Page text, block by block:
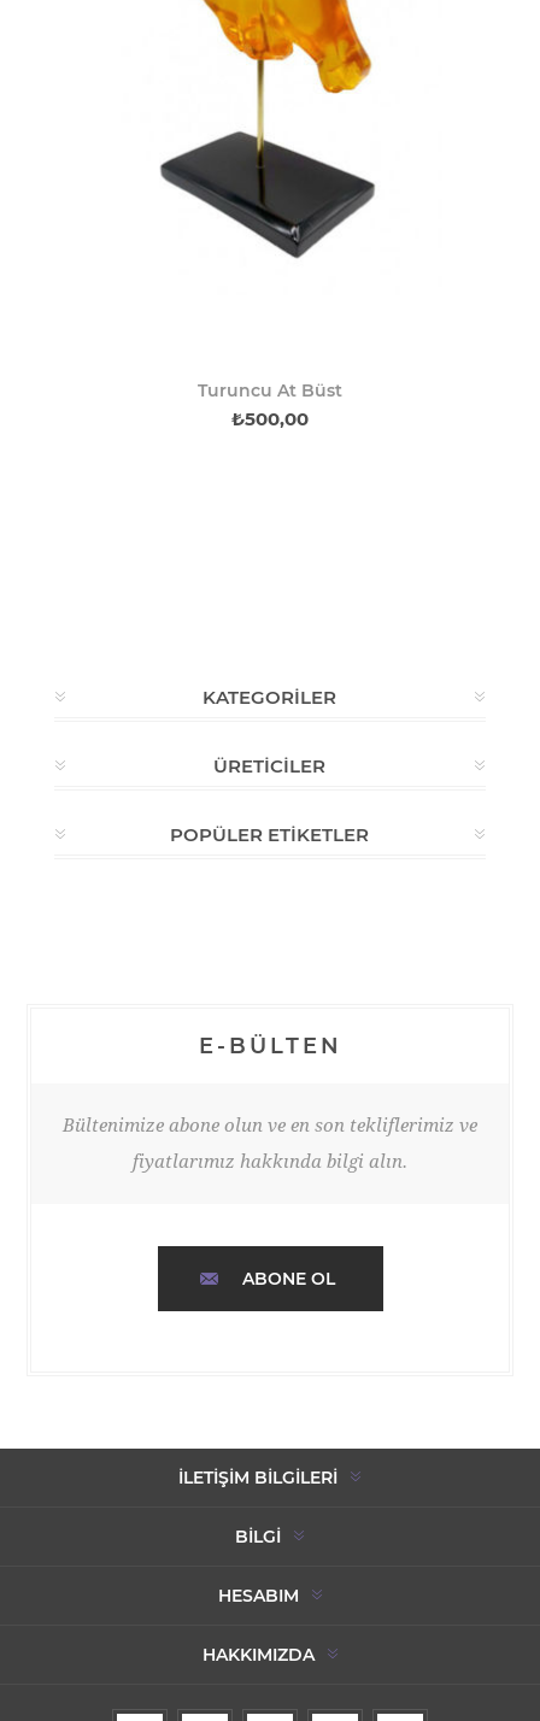
Turuncu At Büst
₺500,00
KATEGORILER
ÜRETICILER
POPÜLER ETIKETLER
E-BÜLTEN
Bültenimize abone olun ve en son tekliflerimiz ve
fiyatlarımız hakkında bilgi alın.
ABONE OL
İLETIŞIM BILGILERI
BILGI
HESABIM
HAKKIMIZDA